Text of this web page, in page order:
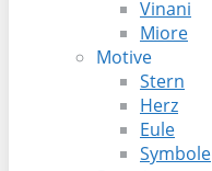
Vinani
Miore
Motive
Stern
Herz
Eule
Symbole